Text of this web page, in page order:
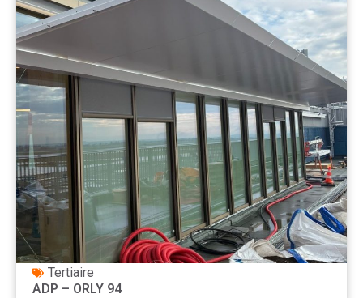
Tertiaire
ADP – ORLY 94